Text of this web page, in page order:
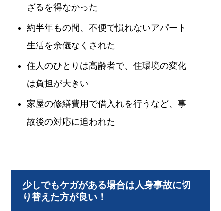
ざるを得なかった
約半年もの間、不便で慣れないアパート
生活を余儀なくされた
住人のひとりは高齢者で、住環境の変化
は負担が大きい
家屋の修繕費用で借入れを行うなど、事
故後の対応に追われた
少しでもケガがある場合は人身事故に切
り替えた方が良い！